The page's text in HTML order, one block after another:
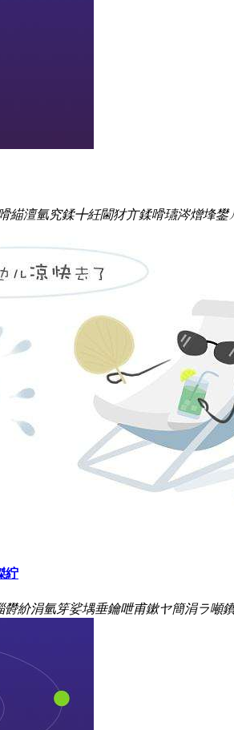
緢澶氫究鍒╋紝閫犲亣鍒嗗瓙涔熷埄
紵
紒涓氫笌娑堣垂鑰呭甫鏉ヤ簡涓ラ